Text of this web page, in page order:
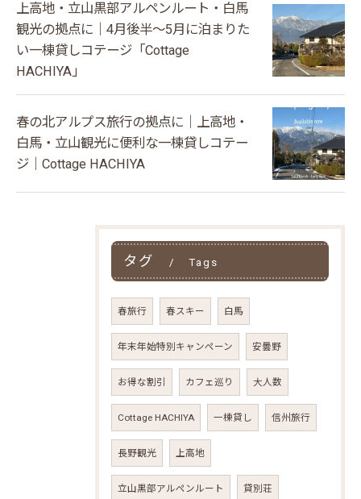
上高地・立山黒部アルペンルート・白馬
観光の拠点に｜4月後半〜5月に泊まりた
い一棟貸しコテージ「Cottage
HACHIYA」
春の北アルプス旅行の拠点に｜上高地・
白馬・立山観光に便利な一棟貸しコテー
ジ｜Cottage HACHIYA
タグ Tags
春旅行 春スキー 白馬
年末年始特別キャンペーン 安曇野
お得な割引 カフェ巡り 大人数
Cottage HACHIYA 一棟貸し 信州旅行
長野観光 上高地
立山黒部アルペンルート 貸別荘